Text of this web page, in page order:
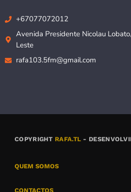
+67077072012
Avenida Presidente Nicolau
Leste
rafa103.5fm@gmail.com
COPYRIGHT RAFA.TL -
QUEM SOMOS
CONTACTOS